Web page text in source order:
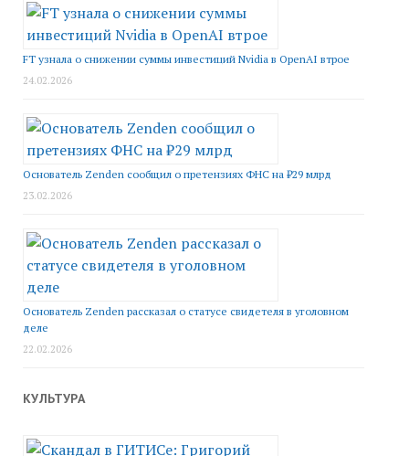
FT узнала о снижении суммы инвестиций Nvidia в OpenAI втрое
24.02.2026
Основатель Zenden сообщил о претензиях ФНС на ₽29 млрд
23.02.2026
Основатель Zenden рассказал о статусе свидетеля в уголовном
деле
22.02.2026
КУЛЬТУРА